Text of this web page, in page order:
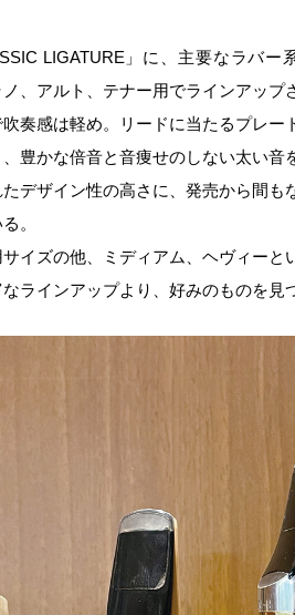
LIGATURE」に、主要なラバ
、アルト、テナー用でラインアップ
奏感は軽め。リードに当たるプレ
豊かな倍音と音痩せのしない太い
デザイン性の高さに、発売から間
。
イズの他、ミディアム、ヘヴィー
ラインアップより、好みのものを見